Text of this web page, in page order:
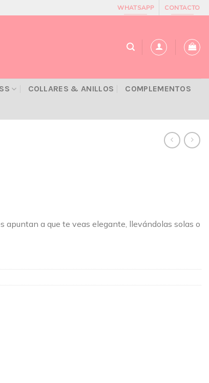
WHATSAPP CONTACTO
COLLARES & ANILLOS COMPLEMENTOS
apuntan a que te veas elegante, llevándolas solas o